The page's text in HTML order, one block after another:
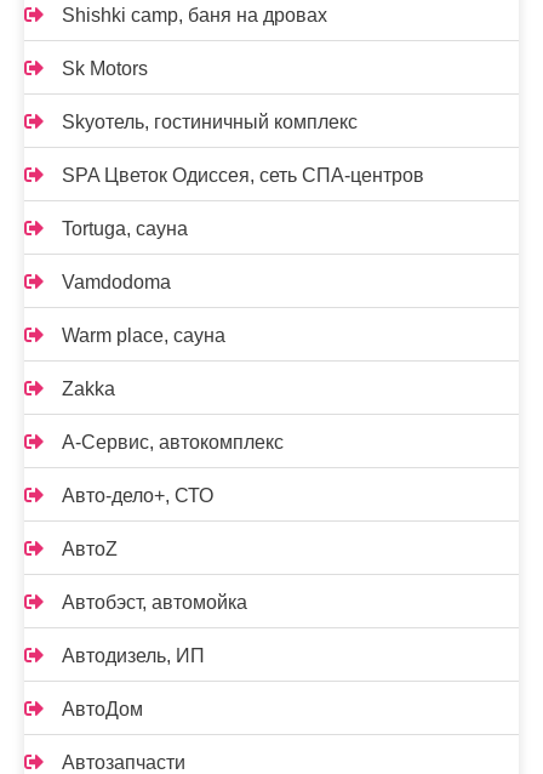
Shishki camp, баня на дровах
Sk Motors
Skyотель, гостиничный комплекс
SPA Цветок Одиссея, сеть СПА-центров
Tortuga, сауна
Vamdodoma
Warm place, сауна
Zakka
А-Сервис, автокомплекс
Авто-дело+, СТО
АвтоZ
Автобэст, автомойка
Автодизель, ИП
АвтоДом
Автозапчасти